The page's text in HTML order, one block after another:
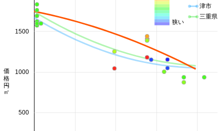
500
1000
1500
価格 円/㎡
津市
三重県
狭い